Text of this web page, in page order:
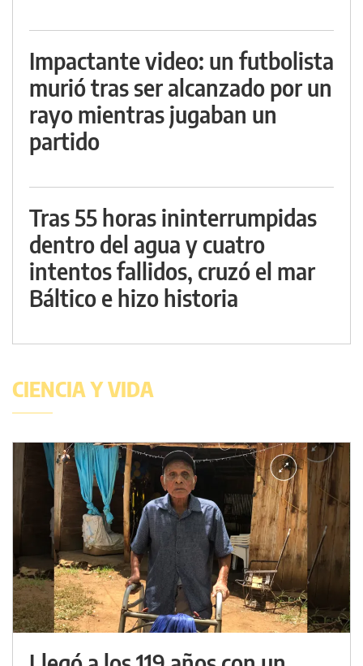
Impactante video: un futbolista
murió tras ser alcanzado por un
rayo mientras jugaban un
partido
Tras 55 horas ininterrumpidas
dentro del agua y cuatro
intentos fallidos, cruzó el mar
Báltico e hizo historia
CIENCIA Y VIDA